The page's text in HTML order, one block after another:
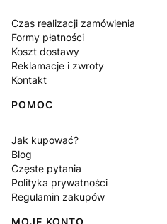
Czas realizacji zamówienia
Formy płatności
Koszt dostawy
Reklamacje i zwroty
Kontakt
POMOC
Jak kupować?
Blog
Częste pytania
Polityka prywatności
Regulamin zakupów
MOJE KONTO